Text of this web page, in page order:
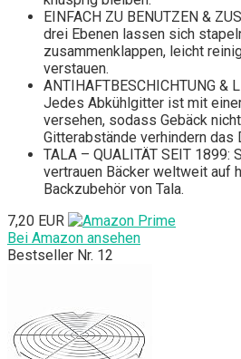
EINFACH ZU BENUTZEN &
drei Ebenen lassen sich
zusammenklappen, leicht
verstauen.
ANTIHAFTBESCHICHTUNG &
Jedes Abkühlgitter ist mit
versehen, sodass Gebäck
Gitterabstände verhindern das
TALA – QUALITÄT SEIT 1899:
vertrauen Bäcker weltweit auf
Backzubehör von Tala.
7,20 EUR
Bei Amazon ansehen
Bestseller Nr. 12